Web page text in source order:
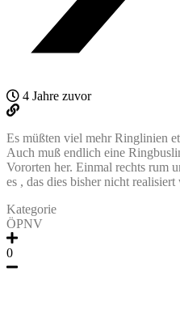
4 Jahre zuvor
Es müßten viel mehr Ringlinien
Auch muß endlich eine
Vororten her. Einmal rechts rum
es , das dies bisher nicht realisiert
Kategorie
ÖPNV
0